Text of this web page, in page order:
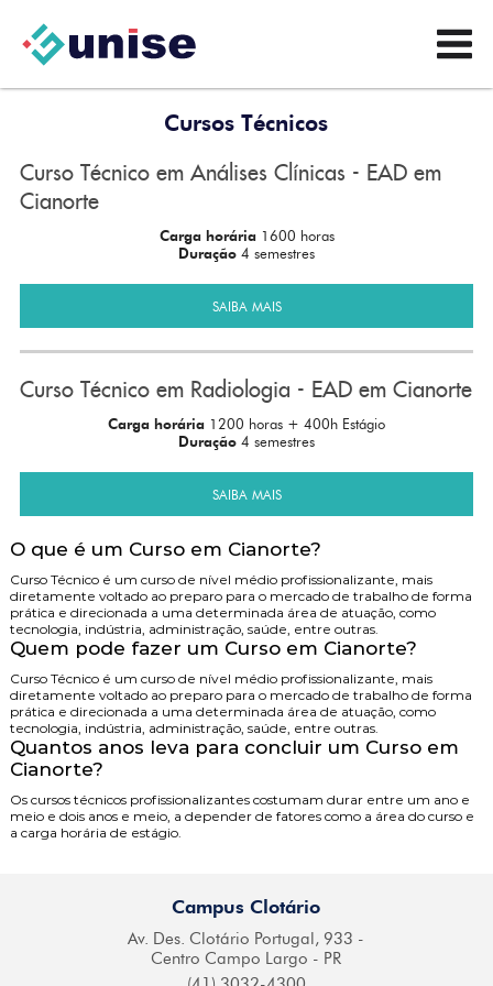
Cursos Técnicos
Curso Técnico em Análises Clínicas - EAD em
Cianorte
Carga horária 1600 horas
Duração 4 semestres
SAIBA MAIS
Curso Técnico em Radiologia - EAD em Cianorte
Carga horária 1200 horas + 400h Estágio
Duração 4 semestres
SAIBA MAIS
O que é um Curso em Cianorte?
Curso Técnico é um curso de nível médio profissionalizante, mais
diretamente voltado ao preparo para o mercado de trabalho de forma
prática e direcionada a uma determinada área de atuação, como
tecnologia, indústria, administração, saúde, entre outras.
Quem pode fazer um Curso em Cianorte?
Curso Técnico é um curso de nível médio profissionalizante, mais
diretamente voltado ao preparo para o mercado de trabalho de forma
prática e direcionada a uma determinada área de atuação, como
tecnologia, indústria, administração, saúde, entre outras.
Quantos anos leva para concluir um Curso em
Cianorte?
Os cursos técnicos profissionalizantes costumam durar entre um ano e
meio e dois anos e meio, a depender de fatores como a área do curso e
a carga horária de estágio.
Campus Clotário
Av. Des. Clotário Portugal, 933 -
Centro Campo Largo - PR